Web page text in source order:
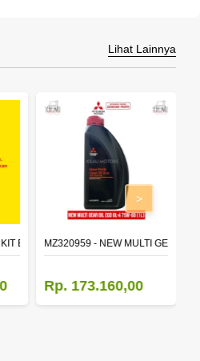
Lihat Lainnya
EURO 4MZ320959 - NEW MULTI GEAR
Rp. 173.160,00
>